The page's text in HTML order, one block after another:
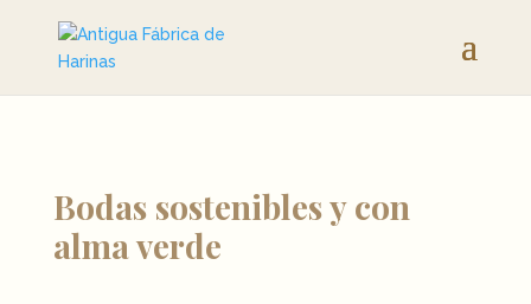
Bodas sostenibles y con
alma verde